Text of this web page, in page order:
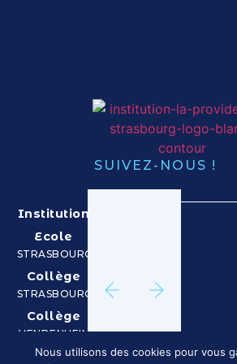
SUIVEZ-NOUS !
Institution
Ecole
STRASBOURG
Collège
STRASBOURG
Collège
VENDENHEIM
Nous utilisons des cookies pour vous